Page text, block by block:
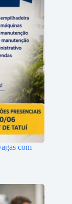
com